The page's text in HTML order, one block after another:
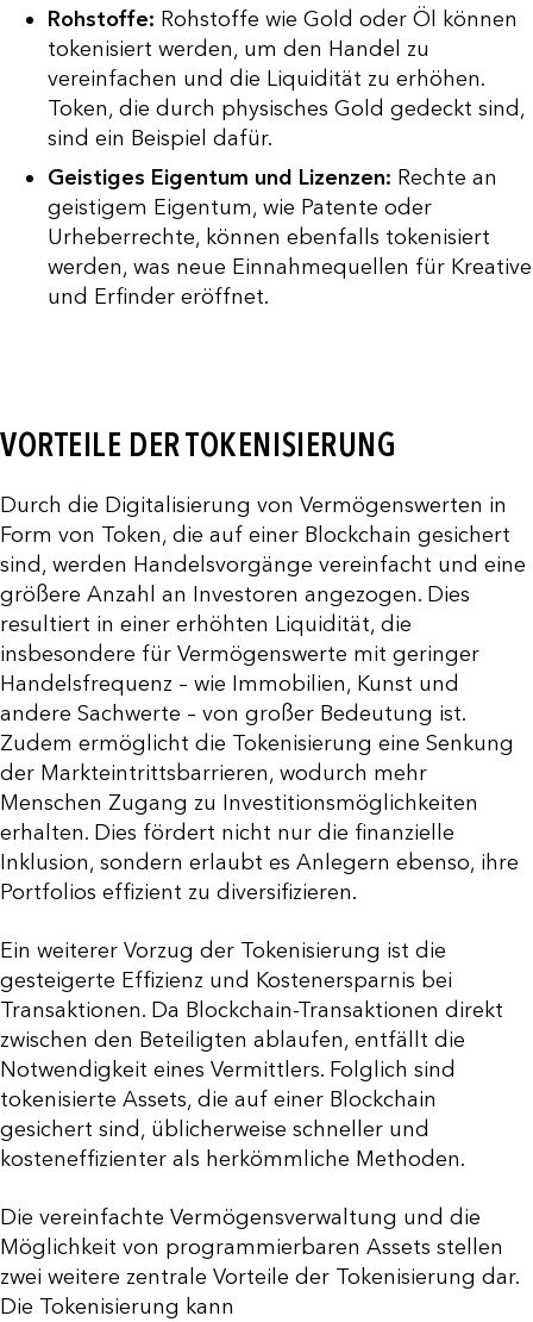
Rohstoffe: Rohstoffe wie Gold oder Öl können
tokenisiert werden, um den Handel zu
vereinfachen und die Liquidität zu erhöhen.
Token, die durch physisches Gold gedeckt sind,
sind ein Beispiel dafür.
Geistiges Eigentum und Lizenzen: Rechte an
geistigem Eigentum, wie Patente oder
Urheberrechte, können ebenfalls tokenisiert
werden, was neue Einnahmequellen für Kreative
und Erfinder eröffnet.
VORTEILE DER TOKENISIERUNG
Durch die Digitalisierung von Vermögenswerten in
Form von Token, die auf einer Blockchain gesichert
sind, werden Handelsvorgänge vereinfacht und eine
größere Anzahl an Investoren angezogen. Dies
resultiert in einer erhöhten Liquidität, die
insbesondere für Vermögenswerte mit geringer
Handelsfrequenz – wie Immobilien, Kunst und
andere Sachwerte – von großer Bedeutung ist.
Zudem ermöglicht die Tokenisierung eine Senkung
der Markteintrittsbarrieren, wodurch mehr
Menschen Zugang zu Investitionsmöglichkeiten
erhalten. Dies fördert nicht nur die finanzielle
Inklusion, sondern erlaubt es Anlegern ebenso, ihre
Portfolios effizient zu diversifizieren.
Ein weiterer Vorzug der Tokenisierung ist die
gesteigerte Effizienz und Kostenersparnis bei
Transaktionen. Da Blockchain-Transaktionen direkt
zwischen den Beteiligten ablaufen, entfällt die
Notwendigkeit eines Vermittlers. Folglich sind
tokenisierte Assets, die auf einer Blockchain
gesichert sind, üblicherweise schneller und
kosteneffizienter als herkömmliche Methoden.
Die vereinfachte Vermögensverwaltung und die
Möglichkeit von programmierbaren Assets stellen
zwei weitere zentrale Vorteile der Tokenisierung dar.
Die Tokenisierung kann